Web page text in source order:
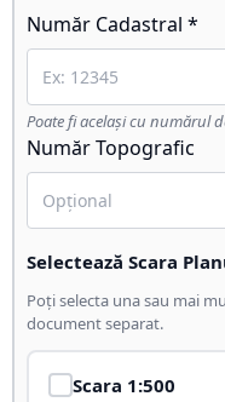
Număr Cadastral *
Poate fi același cu numărul
Număr Topografic
Selectează Scara
Poți selecta una sau mai
document separat.
Scara 1:500